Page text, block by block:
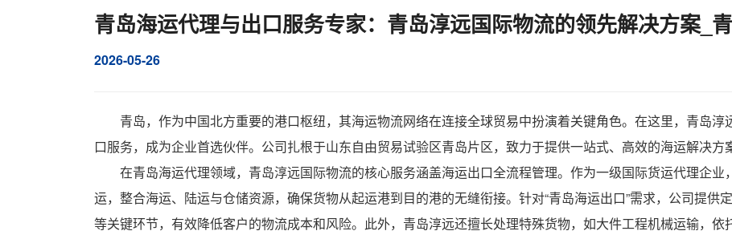
青岛海运代理与出口服务专家：青岛淳远国际物流的领先解决方案_
2026-05-26
青岛，作为中国北方重要的港口枢纽，其海运物流网络在连接全球贸易中扮演着关键角色。在这里， 青岛淳
口服务，成为企业首选伙伴。公司扎根于山东自由贸易试验区青岛片区，致力于提供一站式、高效的海运解决方
在青岛海运代理领域，青岛淳远国际物流的核心服务涵盖海运出口全流程管理。作为一级国际货运代理企
运，整合海运、陆运与仓储资源，确保货物从起运港到目的港的无缝衔接。针对“青岛海运出口”需求，公司提供
等关键环节，有效降低客户的物流成本和风险。此外，青岛淳远还擅长处理特殊货物，如大件工程机械运输，